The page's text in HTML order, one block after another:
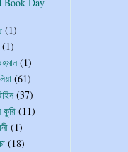
(1)
(1)
(1)
(61)
(37)
(11)
(1)
(18)